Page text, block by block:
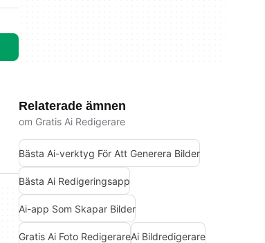
Relaterade ämnen
om Gratis Ai Redigerare
Bästa Ai-verktyg För Att Generera Bilder
Bästa Ai Redigeringsapp
Ai-app Som Skapar Bilder
Gratis Ai Foto RedigerareAi Bildredigerare